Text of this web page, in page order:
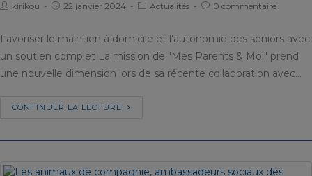
kirikou 22 janvier 2024 Actualités 0 commentaire
Favoriser le maintien à domicile et l'autonomie des seniors avec
un soutien complet La mission de "Mes Parents & Moi" prend
une nouvelle dimension lors de sa récente collaboration avec…
CONTINUER LA LECTURE